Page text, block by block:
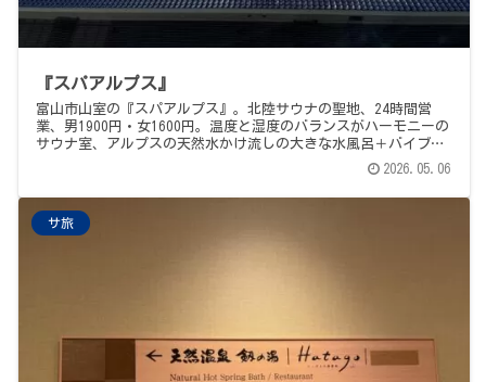
『スパアルプス』
富山市山室の『スパアルプス』。北陸サウナの聖地、24時間営
業、男1900円・女1600円。温度と湿度のバランスがハーモニーの
サウナ室、アルプスの天然水かけ流しの大きな水風呂＋バイブ
ラ、飲んでも美味い天然水、富山名物のアルプス食堂（サスの昆
2026.05.06
サ旅